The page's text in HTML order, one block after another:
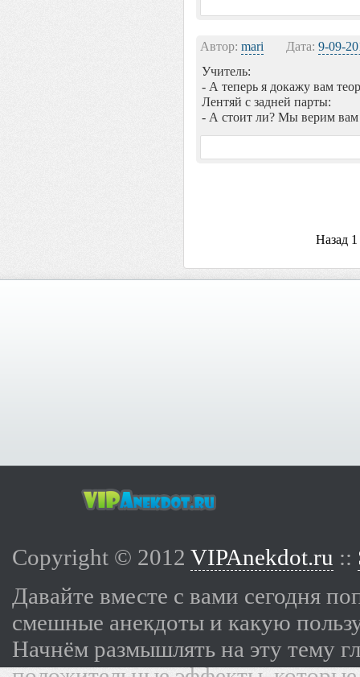
Автор: mari Дата: 9-09-
Учитель:
- А теперь я докажу вам
Лентяй с задней парты:
- А стоит ли? Мы верим вам
Назад 1
Copyright © 2012 VIPAnekdot.ru ::
Давайте вместе с вами сегодня
смешные анекдоты и какую
Начнём размышлять на эту тему